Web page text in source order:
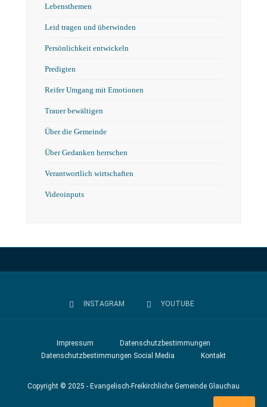
Lebensthemen
Leid tragen und überwinden
Persönlichkeit entwickeln
Predigten
Reifer Umgang mit Emotionen
Trauer bewältigen
Über die Gemeinde
Über Gedanken herrschen
Verantwortlich wirtschaften
Videoinputs
INSTAGRAM YOUTUBE
Impressum
Datenschutzbestimmungen
Datenschutzbestimmungen Social Media
Kontakt
Copyright © 2025 - Evangelisch-Freikirchliche Gemeinde Glauchau